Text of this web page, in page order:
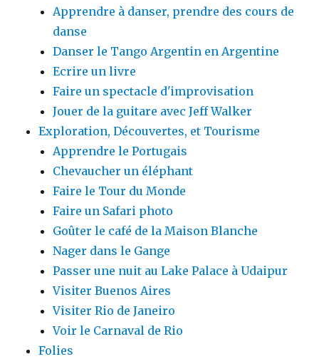
Apprendre à danser, prendre des cours de
danse
Danser le Tango Argentin en Argentine
Ecrire un livre
Faire un spectacle d'improvisation
Jouer de la guitare avec Jeff Walker
Exploration, Découvertes, et Tourisme
Apprendre le Portugais
Chevaucher un éléphant
Faire le Tour du Monde
Faire un Safari photo
Goûter le café de la Maison Blanche
Nager dans le Gange
Passer une nuit au Lake Palace à Udaipur
Visiter Buenos Aires
Visiter Rio de Janeiro
Voir le Carnaval de Rio
Folies